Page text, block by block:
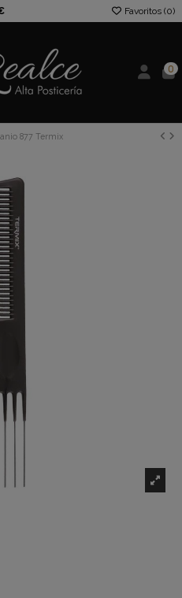
Favoritos (0)
0
877 Termix